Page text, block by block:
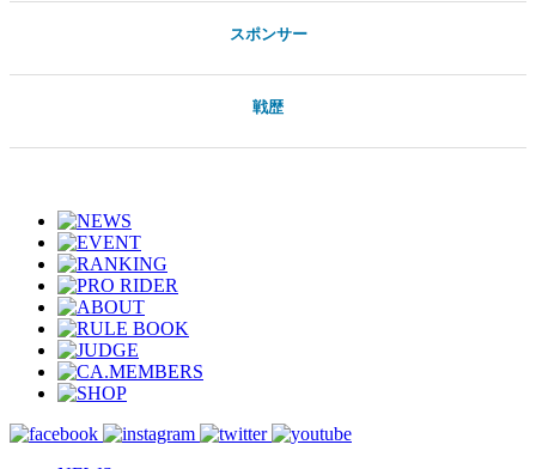
スポンサー
戦歴